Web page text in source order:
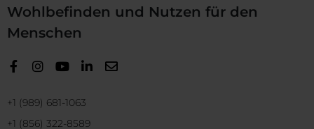
Wohlbefinden und Nutzen für den
Menschen
+1 (989) 681-1063
+1 (856) 322-8589